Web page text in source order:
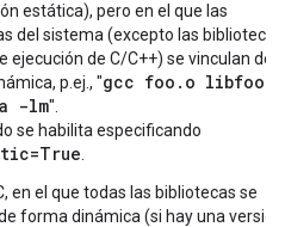
estática), pero en el que las
del sistema (excepto las
ejecución de C/C++) se vinculan de
p.ej., "gcc foo.o libfoo.a
-lm".
se habilita especificando
en el que todas las bibliotecas se
forma dinámica (si hay una versión